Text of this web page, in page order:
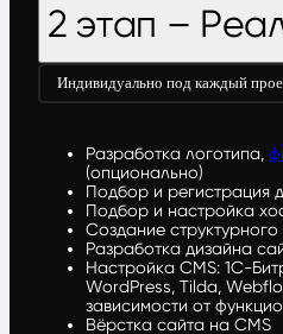
2 этап –
Индивидуально под каждый
Разработка логотипа,
(опционально)
Подбор и регистрация
Подбор и настройка
Создание
Разработка дизайна
Настройка CMS: 1С-
WordPress, Tilda,
зависимости от
Вёрстка сайта на CMS